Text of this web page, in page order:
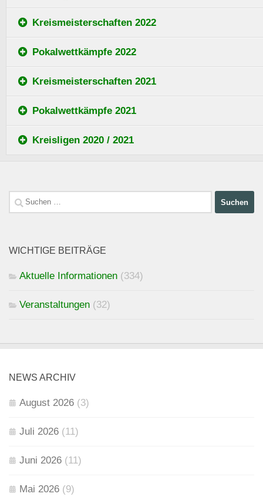
Kreismeisterschaften 2022
Pokalwettkämpfe 2022
Kreismeisterschaften 2021
Pokalwettkämpfe 2021
Kreisligen 2020 / 2021
Suchen
nach:
WICHTIGE BEITRÄGE
Aktuelle Informationen (334)
Veranstaltungen (32)
NEWS ARCHIV
August 2026 (3)
Juli 2026 (11)
Juni 2026 (11)
Mai 2026 (9)